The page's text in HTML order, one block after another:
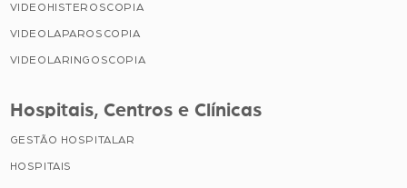
VIDEOHISTEROSCOPIA
VIDEOLAPAROSCOPIA
VIDEOLARINGOSCOPIA
Hospitais, Centros e Clínicas
GESTÃO HOSPITALAR
HOSPITAIS